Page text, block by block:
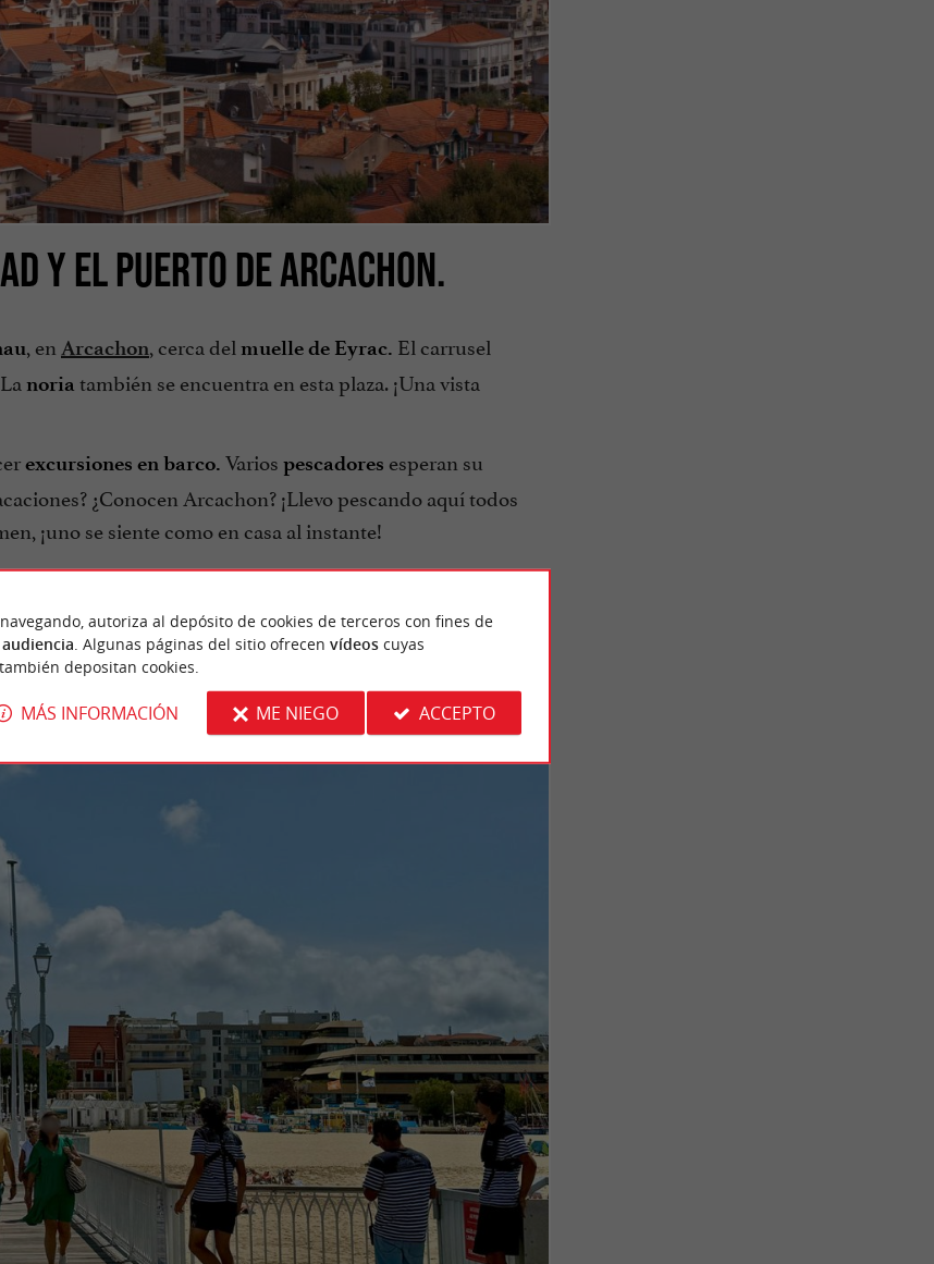
Y EL PUERTO DE ARCACHON.
, en Arcachon, cerca del muelle de Eyrac. El carrusel
noria también se encuentra en esta plaza. ¡Una vista
excursiones en barco. Varios pescadores esperan su
¿Conocen Arcachon? ¡Llevo pescando aquí todos
¡uno se siente como en casa al instante!
autoriza al depósito de cookies de terceros con fines de
. Algunas páginas del sitio ofrecen vídeoscuyas
depositan cookies.
MÁS INFORMACIÓN ME NIEGO ACCEPTO